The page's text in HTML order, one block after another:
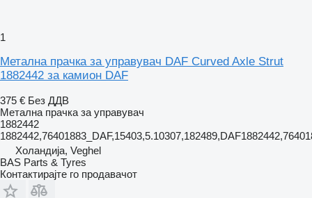
1
Метална прачка за управувач DAF Curved Axle Strut
1882442 за камион DAF
375 € Без ДДВ
Метална прачка за управувач
1882442
Холандија, Veghel
BAS Parts & Tyres
Контактирајте го продавачот